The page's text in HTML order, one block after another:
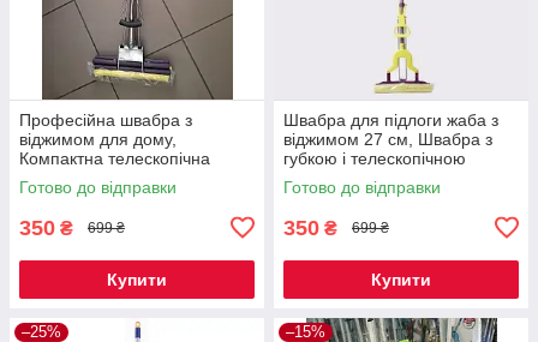
Професійна швабра з
віджимом для дому,
Компактна телескопічна
швабра для прибирання
підлоги
Готово до відправки
350 ₴ 699 ₴
Купити
Швабра для підлоги жаба з
віджимом 27 см, Швабра з
губкою і телескопічною
ручкою для дому
Готово до відправки
350 ₴ 699 ₴
Купити
–25% –15%